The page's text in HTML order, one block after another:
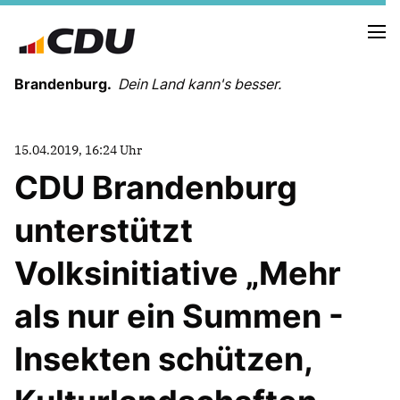
Brandenburg. Dein Land kann's besser.
LANDESVORSTAND
LANDESGESCHÄFTSSTELLE
ORGANISATION
KREISVERBÄNDE
VEREINIGUNGEN UND SONDERORGANISATIONEN
LANDESFACHAUSSCHÜSSE
SATZUNG
PARTEIGESCHICHTE
PARTEIGERICHT
15.04.2019, 16:24 Uhr
CDU Brandenburg
unterstützt
Volksinitiative „Mehr
als nur ein Summen -
Insekten schützen,